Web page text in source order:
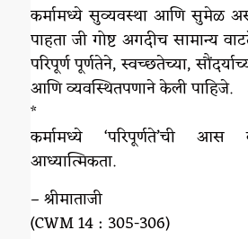
कर्मामध्ये सुव्यवस्था आणि सुमेळ
पाहता जी गोष्ट अगदीच सामान्य
परिपूर्ण पूर्णतेने, स्वच्छतेच्या,
आणि व्यवस्थितपणाने केली पाहिजे.
*
कर्मामध्ये ‘परिपूर्णते’ची
आध्यात्मिकता.
– श्रीमाताजी
(CWM 14 : 305-306)